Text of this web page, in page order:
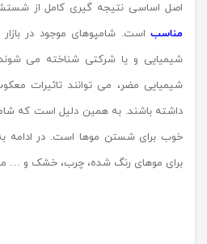
اصل اساسی نتیجه گیری کامل از
مناسب است. شامپوهای موجود در
شیمیایی و یا شرکتی شناخته می
شیمیایی مضر، می توانند تاثیرات
داشته باشند. به همین دلیل است که
خوب برای شستن موها است. در ادامه
برای موهای رنگ شده، چرب، خشک و … می